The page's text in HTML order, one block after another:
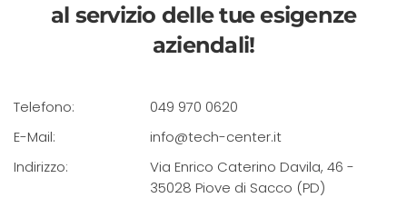
al servizio delle tue esigenze
aziendali!
Telefono:
049 970 0620
E-Mail:
info@tech-center.it
Indirizzo:
Via Enrico Caterino Davila, 46 -
35028 Piove di Sacco (PD)